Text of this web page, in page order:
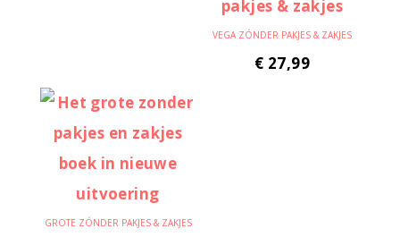
VEGA ZÓNDER PAKJES & ZAKJES
€ 27,99
GROTE ZÓNDER PAKJES & ZAKJES